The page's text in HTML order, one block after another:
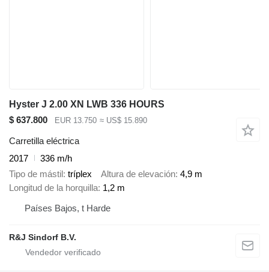
Hyster J 2.00 XN LWB 336 HOURS
$ 637.800
EUR 13.750 ≈ US$ 15.890
Carretilla eléctrica
2017
336 m/h
Tipo de mástil tríplex Altura de elevación 4,9 m
Longitud de la horquilla 1,2 m
Países Bajos, t Harde
R&J Sindorf B.V.